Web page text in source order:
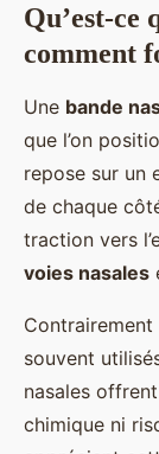
Qu’est-ce
comment
Une bande
que l’on
repose sur un
de chaque
traction vers
voies nasales
souvent
nasales
chimique ni